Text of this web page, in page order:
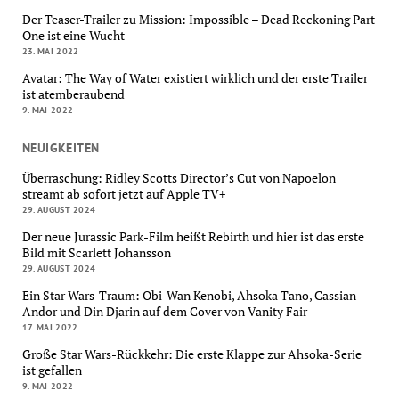
Der Teaser-Trailer zu Mission: Impossible – Dead Reckoning Part
One ist eine Wucht
23. MAI 2022
Avatar: The Way of Water existiert wirklich und der erste Trailer
ist atemberaubend
9. MAI 2022
NEUIGKEITEN
Überraschung: Ridley Scotts Director’s Cut von Napoelon
streamt ab sofort jetzt auf Apple TV+
29. AUGUST 2024
Der neue Jurassic Park-Film heißt Rebirth und hier ist das erste
Bild mit Scarlett Johansson
29. AUGUST 2024
Ein Star Wars-Traum: Obi-Wan Kenobi, Ahsoka Tano, Cassian
Andor und Din Djarin auf dem Cover von Vanity Fair
17. MAI 2022
Große Star Wars-Rückkehr: Die erste Klappe zur Ahsoka-Serie
ist gefallen
9. MAI 2022